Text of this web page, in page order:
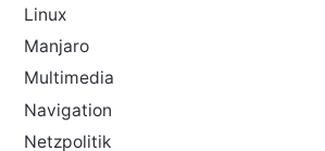
Linux
Manjaro
Multimedia
Navigation
Netzpolitik